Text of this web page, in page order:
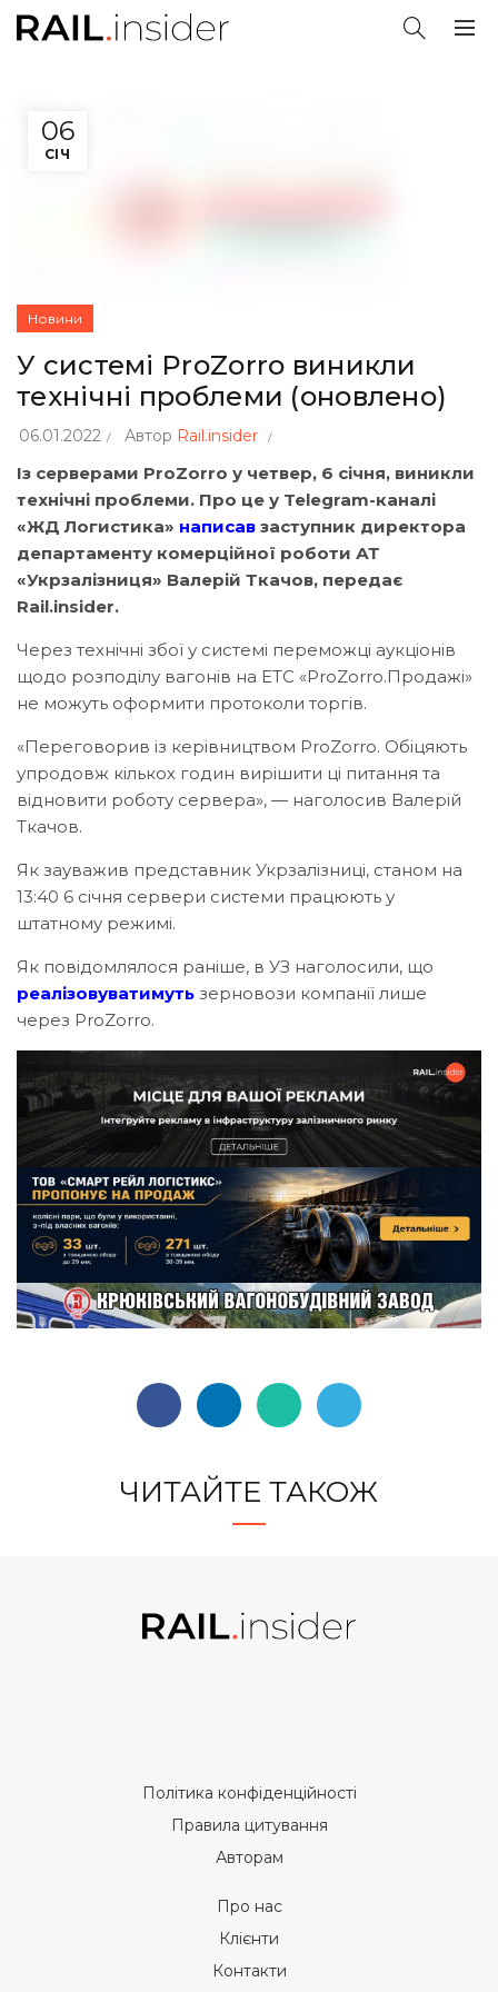
06
СІЧ
Новини
У системі ProZorro виникли
технічні проблеми (оновлено)
06.01.2022 Автор Rail.insider
Із серверами ProZorro у четвер, 6 січня, виникли
технічні проблеми. Про це у Telegram-каналі
«ЖД Логистика» написав заступник директора
департаменту комерційної роботи АТ
«Укрзалізниця» Валерій Ткачов, передає
Rail.insider.
Через технічні збої у системі переможці аукціонів
щодо розподілу вагонів на ЕТС «ProZorro.Продажі»
не можуть оформити протоколи торгів.
«Переговорив із керівництвом ProZorro. Обіцяють
упродовж кількох годин вирішити ці питання та
відновити роботу сервера», — наголосив Валерій
Ткачов.
Як зауважив представник Укрзалізниці, станом на
13:40 6 січня сервери системи працюють у
штатному режимі.
Як повідомлялося раніше, в УЗ наголосили, що
реалізовуватимуть зерновози компанії лише
через ProZorro.
ЧИТАЙТЕ ТАКОЖ
Політика конфіденційності
Правила цитування
Авторам
Про нас
Клієнти
Контакти